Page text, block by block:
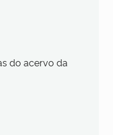
do acervo da